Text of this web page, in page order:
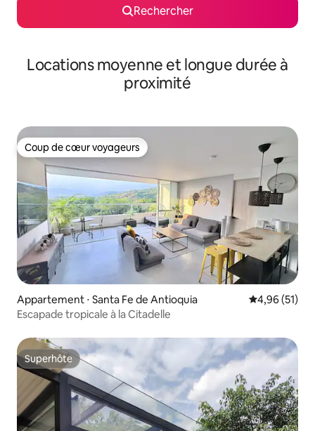
Rechercher
Locations moyenne et longue durée à
proximité
Coup de cœur voyageurs
Coup de cœur voyageurs
Appartement ⋅ Santa Fe de Antioquia Évaluation
4,96 (51)
Escapade tropicale à la Citadelle
Superhôte
Superhôte